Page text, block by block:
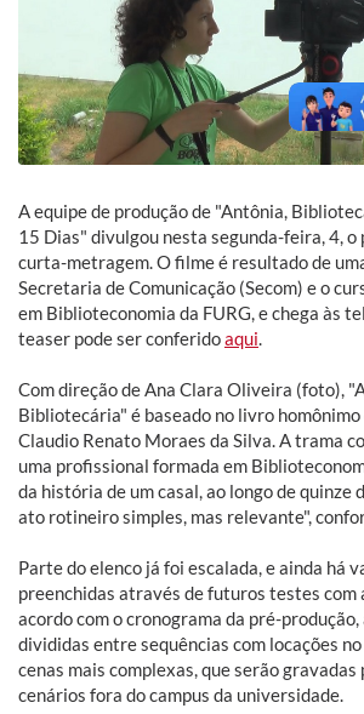
A equipe de produção de "Antônia,
15 Dias" divulgou nesta segunda-feira, 4,
curta-metragem. O filme é resultado de
Secretaria de Comunicação (Secom) e o
em Biblioteconomia da FURG, e chega às
teaser pode ser conferidoaqui.
Com direção de Ana Clara Oliveira (foto),
Bibliotecária" é baseado no livro
Claudio Renato Moraes da Silva. A trama
uma profissional formada em
da história de um casal, ao longo de quinze
ato rotineiro simples, mas relevante",
Parte do elenco já foi escalada, e ainda há
preenchidas através de futuros testes com
acordo com o cronograma da pré-
divididas entre sequências com locações
cenas mais complexas, que serão
cenários fora do campus da universidade.